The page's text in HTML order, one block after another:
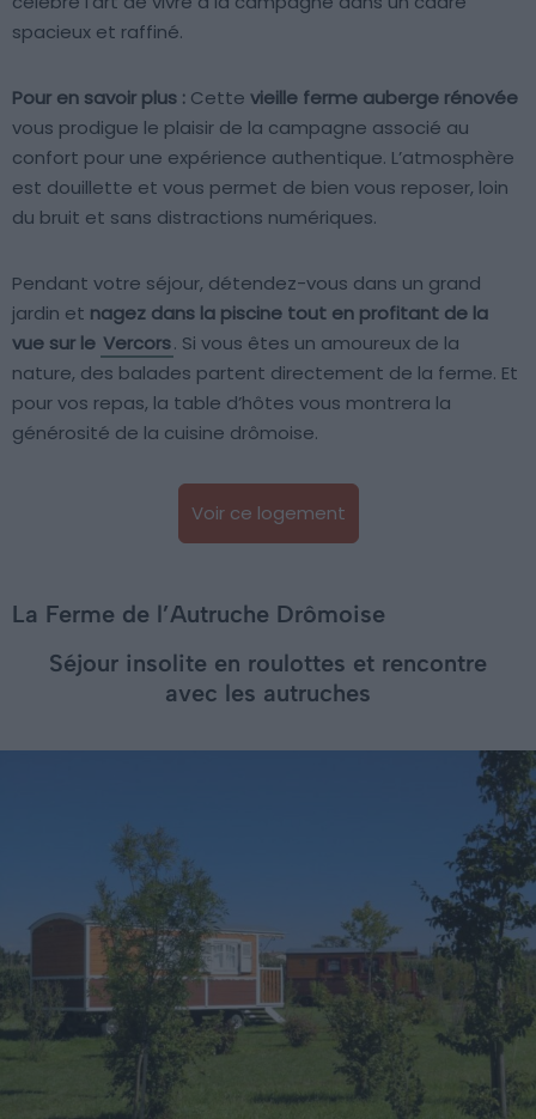
spacieux et raffiné.
Pour en savoir plus : Cette vieille ferme auberge rénovée
vous prodigue le plaisir de la campagne associé au
confort pour une expérience authentique. L’atmosphère
est douillette et vous permet de bien vous reposer, loin
du bruit et sans distractions numériques.
Pendant votre séjour, détendez-vous dans un grand
jardin et nagez dans la piscine tout en profitant de la
vue sur le Vercors. Si vous êtes un amoureux de la
nature, des balades partent directement de la ferme. Et
pour vos repas, la table d’hôtes vous montrera la
générosité de la cuisine drômoise.
Voir ce logement
La Ferme de l’Autruche Drômoise
Séjour insolite en roulottes et rencontre
avec les autruches